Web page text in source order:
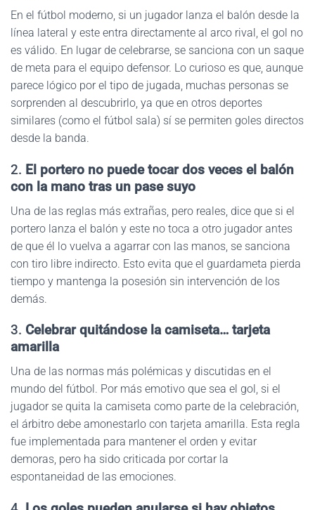
En el fútbol moderno, si un jugador lanza el balón desde la
línea lateral y este entra directamente al arco rival, el gol no
es válido. En lugar de celebrarse, se sanciona con un saque
de meta para el equipo defensor. Lo curioso es que, aunque
parece lógico por el tipo de jugada, muchas personas se
sorprenden al descubrirlo, ya que en otros deportes
similares (como el fútbol sala) sí se permiten goles directos
desde la banda.
2. El portero no puede tocar dos veces el balón
con la mano tras un pase suyo
Una de las reglas más extrañas, pero reales, dice que si el
portero lanza el balón y este no toca a otro jugador antes
de que él lo vuelva a agarrar con las manos, se sanciona
con tiro libre indirecto. Esto evita que el guardameta pierda
tiempo y mantenga la posesión sin intervención de los
demás.
3. Celebrar quitándose la camiseta… tarjeta
amarilla
Una de las normas más polémicas y discutidas en el
mundo del fútbol. Por más emotivo que sea el gol, si el
jugador se quita la camiseta como parte de la celebración,
el árbitro debe amonestarlo con tarjeta amarilla. Esta regla
fue implementada para mantener el orden y evitar
demoras, pero ha sido criticada por cortar la
espontaneidad de las emociones.